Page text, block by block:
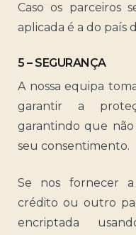
Caso os parceiros
aplicada é a do país
5 – SEGURANÇA
A nossa equipa
garantir a
garantindo que
seu consentimento.
Se nos fornecer
crédito ou outro
encriptada